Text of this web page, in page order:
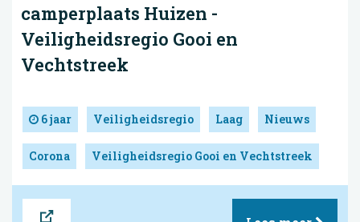
camperplaats Huizen -
Veiligheidsregio Gooi en
Vechtstreek
6 jaar Veiligheidsregio Laag Nieuws
Corona Veiligheidsregio Gooi en Vechtstreek